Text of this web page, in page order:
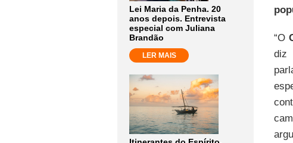
Lei Maria da Penha. 20
anos depois. Entrevista
especial com Juliana
Brandão
LER MAIS
“O
diz